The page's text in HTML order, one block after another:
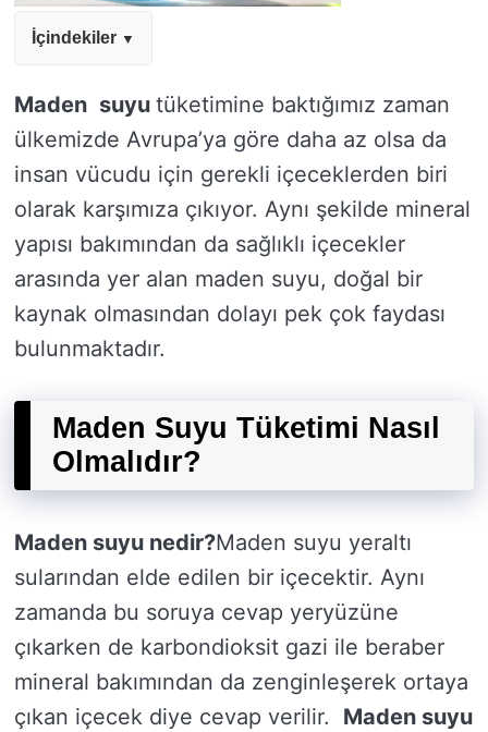
İçindekiler
Maden suyu tüketimine baktığımız zaman
ülkemizde Avrupa’ya göre daha az olsa da
insan vücudu için gerekli içeceklerden biri
olarak karşımıza çıkıyor. Aynı şekilde mineral
yapısı bakımından da sağlıklı içecekler
arasında yer alan maden suyu, doğal bir
kaynak olmasından dolayı pek çok faydası
bulunmaktadır.
Maden Suyu Tüketimi Nasıl
Olmalıdır?
Maden suyu nedir?Maden suyu yeraltı
sularından elde edilen bir içecektir. Aynı
zamanda bu soruya cevap yeryüzüne
çıkarken de karbondioksit gazi ile beraber
mineral bakımından da zenginleşerek ortaya
çıkan içecek diye cevap verilir. Maden suyu